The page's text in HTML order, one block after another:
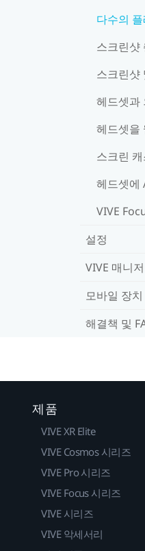
다수의
스크린샷
스크린샷
헤드셋과
헤드셋을
스크린
헤드셋에
VIVE
설정
VIVE 매니
모바일 장
해결책 및
제품
VIVE XR Elite
VIVE Cosmos 시리즈
VIVE Pro 시리즈
VIVE Focus 시리즈
VIVE 시리즈
VIVE 악세서리